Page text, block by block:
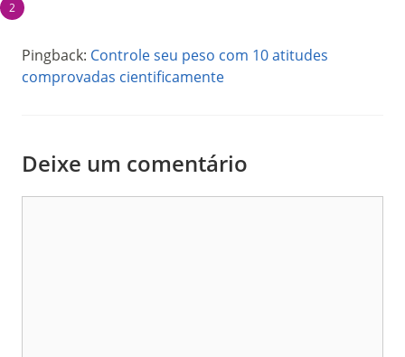
Pingback: Controle seu peso com 10 atitudes
comprovadas cientificamente
Deixe um comentário